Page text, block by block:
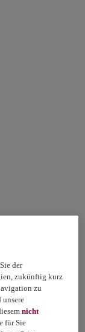
der
zukünftig kurz
zu
unsere
nicht
für Sie